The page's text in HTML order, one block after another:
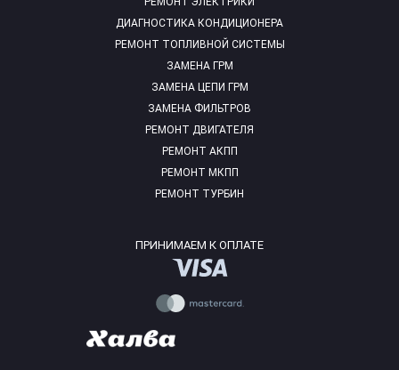
ДИАГНОСТИКА КОНДИЦИОНЕРА
РЕМОНТ ТОПЛИВНОЙ СИСТЕМЫ
ЗАМЕНА ГРМ
ЗАМЕНА ЦЕПИ ГРМ
ЗАМЕНА ФИЛЬТРОВ
РЕМОНТ ДВИГАТЕЛЯ
РЕМОНТ АКПП
РЕМОНТ МКПП
РЕМОНТ ТУРБИН
ПРИНИМАЕМ К ОПЛАТЕ